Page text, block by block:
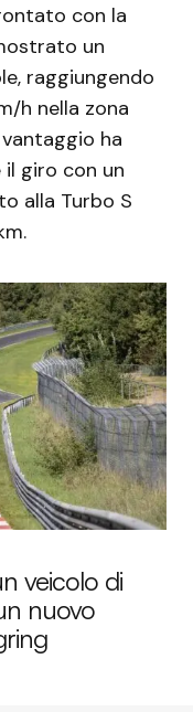
con la
un
raggiungendo
h nella zona
ha
il giro con un
alla Turbo S
veicolo di
nuovo